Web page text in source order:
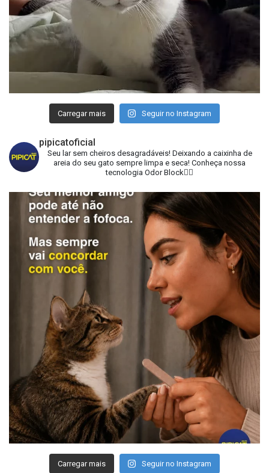
Carregar mais Seguir no Instagram
pipicatoficial
Seu lar sem cheiros desagradáveis!Deixando a caixinha de
areia do seu gato sempre limpa e seca! Conheça nossa
tecnologia Odor Block👇🏻
Carregar mais Seguir no Instagram